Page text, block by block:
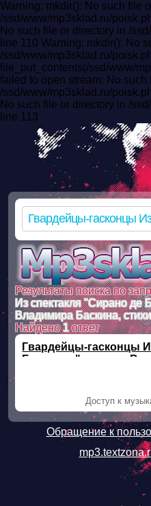
Warning: mkdir(): No such file
/ssd/www/mp3sklad.ru/
No such file or directory in /
line 110 Warning: mkdir(): No
/ssd/www/mp3sklad.ru/
file_put_contents(/ssd/www/
failed to open stream: No such
/ssd/www/mp3sklad.ru/
No such file or directory in /
line 113
Результаты поиска по
Из спектакля "Сирано де
Владимира Баскина,
Найдено1ответ
Гвардейцы-гасконцы
Бержерак", музыка
Доступ к
Обращение к